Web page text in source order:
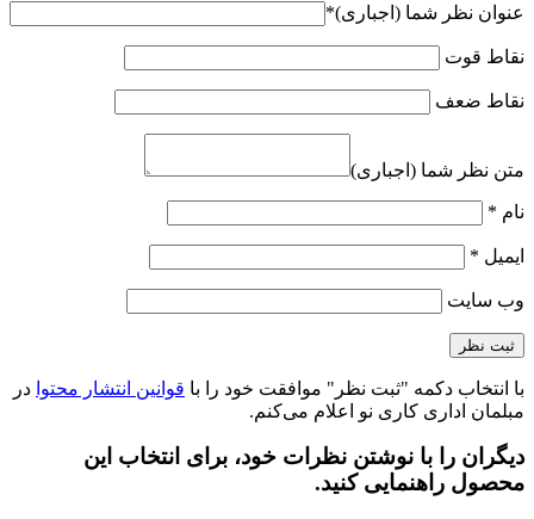
عنوان نظر شما (اجباری)*
نقاط قوت
نقاط ضعف
متن نظر شما (اجباری)
نام *
ایمیل *
وب‌ سایت
با انتخاب دکمه "ثبت نظر" موافقت خود را با قوانین انتشار محتوا در
مبلمان اداری کاری نو اعلام می‌کنم.
دیگران را با نوشتن نظرات خود، برای انتخاب این
محصول راهنمایی کنید.